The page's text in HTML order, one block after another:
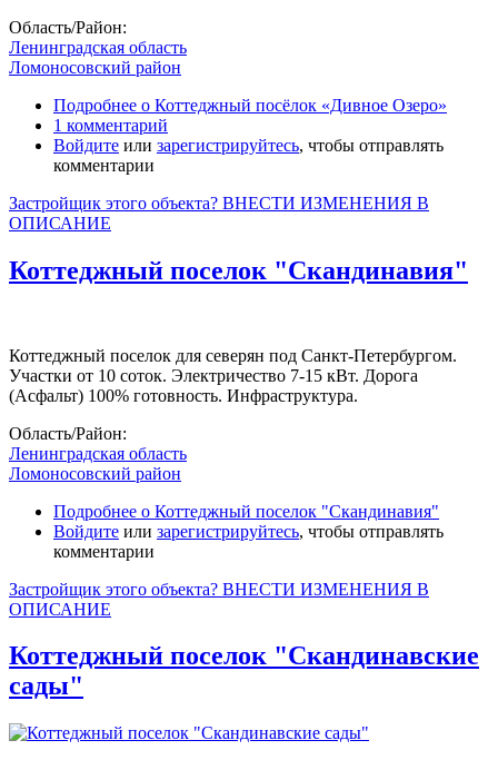
Область/Район:
Ленинградская область
Ломоносовский район
Подробнее о Коттеджный посёлок «Дивное Озеро»
1 комментарий
Войдите или зарегистрируйтесь, чтобы отправлять
комментарии
Застройщик этого объекта? ВНЕСТИ ИЗМЕНЕНИЯ В
ОПИСАНИЕ
Коттеджный поселок "Скандинавия"
Коттеджный поселок для северян под Санкт-Петербургом.
Участки от 10 соток. Электричество 7-15 кВт. Дорога
(Асфальт) 100% готовность. Инфраструктура.
Область/Район:
Ленинградская область
Ломоносовский район
Подробнее о Коттеджный поселок "Скандинавия"
Войдите или зарегистрируйтесь, чтобы отправлять
комментарии
Застройщик этого объекта? ВНЕСТИ ИЗМЕНЕНИЯ В
ОПИСАНИЕ
Коттеджный поселок "Скандинавские
сады"